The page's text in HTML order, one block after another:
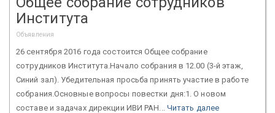
Института
Объявления
26 сентября 2016 года состоится Общее собрание
сотрудников Института.Начало собрания в 12.00 (3-й этаж,
Синий зал). Убедительная просьба принять участие в работе
собрания.Основные вопросы повестки дня:1. О новом
составе и задачах дирекции ИВИ РАН... Читать далее